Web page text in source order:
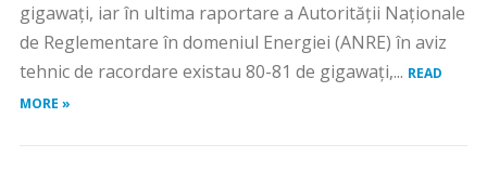
gigawaţi, iar în ultima raportare a Autorităţii Naţionale
de Reglementare în domeniul Energiei (ANRE) în aviz
tehnic de racordare existau 80-81 de gigawaţi,... READ
MORE »